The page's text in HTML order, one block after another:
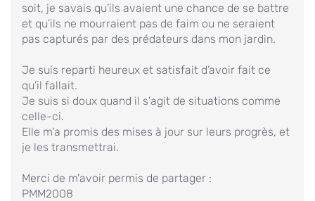
soit, je savais qu’ils avaient une chance de se battre
et qu’ils ne mourraient pas de faim ou ne seraient
pas capturés par des prédateurs dans mon jardin.
Je suis reparti heureux et satisfait d’avoir fait ce
qu’il fallait.
Je suis si doux quand il s'agit de situations comme
celle-ci.
Elle m'a promis des mises à jour sur leurs progrès, et
je les transmettrai.
Merci de m'avoir permis de partager :
PMM2008